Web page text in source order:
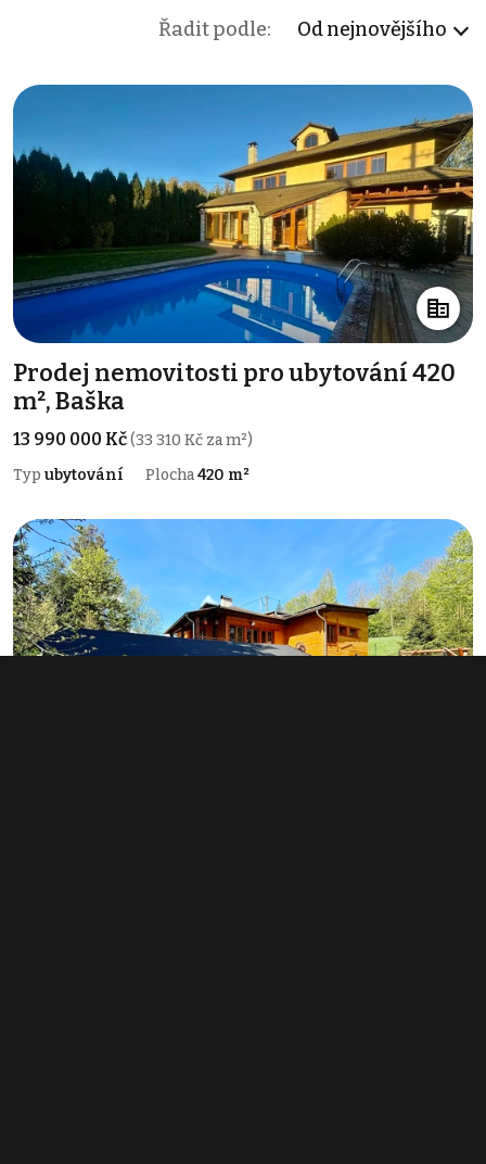
Řadit podle: Od nejnovějšího
Prodej nemovitosti pro ubytování 420
m², Baška
13 990 000 Kč(33 310 Kč za m²)
Typ ubytování Plocha420 m²